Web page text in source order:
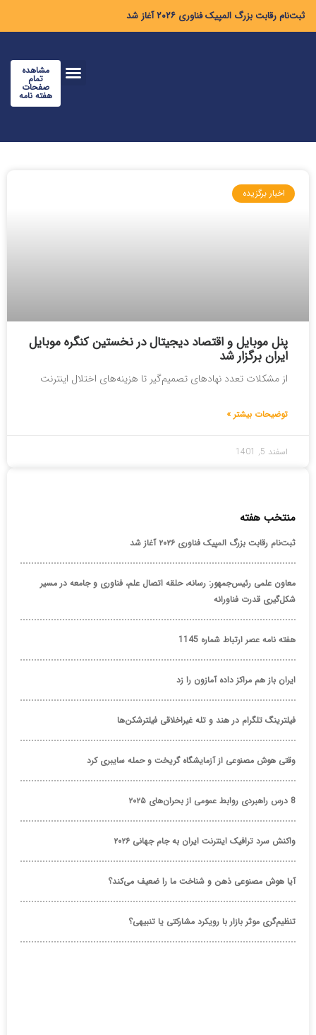
ثبت‌نام رقابت بزرگ المپیک فناوری ۲۰۲۶ آغاز شد
مشاهده
تمام
صفحات
هفته نامه
اخبار برگزیده
پنل موبایل و اقتصاد دیجیتال در نخستین کنگره موبایل
ایران برگزار شد
از مشکلات تعدد نهادهای تصمیم‌گیر تا هزینه‌های اختلال اینترنت
توضیحات بیشتر »
اسفند 5, 1401
منتخب هفته
ثبت‌نام رقابت بزرگ المپیک فناوری ۲۰۲۶ آغاز شد
معاون علمی رئیس‌جمهور: رسانه، حلقه اتصال علم، فناوری و جامعه در مسیر
شکل‌گیری قدرت فناورانه
هفته نامه عصر ارتباط شماره 1145
ایران باز هم مراکز داده آمازون را زد
فیلترینگ تلگرام در هند و تله غیراخلاقی فیلترشکن‌ها
وقتی هوش مصنوعی از آزمایشگاه گریخت و حمله سایبری کرد
8 درس راهبردی روابط عمومی از بحران‌های ۲۰۲۵
واکنش سرد ترافیک اینترنت ایران به جام جهانی ۲۰۲۶
آیا هوش مصنوعی ذهن و شناخت ما را ضعیف می‌کند؟
تنظیم‌گری موثر بازار با رویکرد مشارکتی یا تنبیهی؟